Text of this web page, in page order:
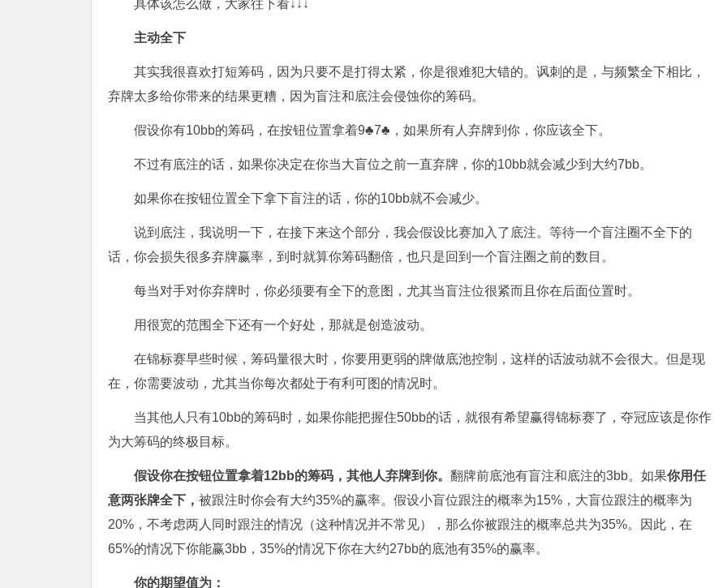
具体该怎么做，大家往下看↓↓↓
主动全下
其实我很喜欢打短筹码，因为只要不是打得太紧，你是很难犯大错的。讽刺的是，与频繁全下相比，
弃牌太多给你带来的结果更糟，因为盲注和底注会侵蚀你的筹码。
假设你有10bb的筹码，在按钮位置拿着9♣7♣，如果所有人弃牌到你，你应该全下。
不过有底注的话，如果你决定在你当大盲位之前一直弃牌，你的10bb就会减少到大约7bb。
如果你在按钮位置全下拿下盲注的话，你的10bb就不会减少。
说到底注，我说明一下，在接下来这个部分，我会假设比赛加入了底注。等待一个盲注圈不全下的
话，你会损失很多弃牌赢率，到时就算你筹码翻倍，也只是回到一个盲注圈之前的数目。
每当对手对你弃牌时，你必须要有全下的意图，尤其当盲注位很紧而且你在后面位置时。
用很宽的范围全下还有一个好处，那就是创造波动。
在锦标赛早些时候，筹码量很大时，你要用更弱的牌做底池控制，这样的话波动就不会很大。但是现
在，你需要波动，尤其当你每次都处于有利可图的情况时。
当其他人只有10bb的筹码时，如果你能把握住50bb的话，就很有希望赢得锦标赛了，夺冠应该是你作
为大筹码的终极目标。
假设你在按钮位置拿着12bb的筹码，其他人弃牌到你。 翻牌前底池有盲注和底注的3bb。如果你用任
意两张牌全下， 被跟注时你会有大约35%的赢率。假设小盲位跟注的概率为15%，大盲位跟注的概率为
20%，不考虑两人同时跟注的情况（这种情况并不常见），那么你被跟注的概率总共为35%。因此，在
65%的情况下你能赢3bb，35%的情况下你在大约27bb的底池有35%的赢率。
你的期望值为：